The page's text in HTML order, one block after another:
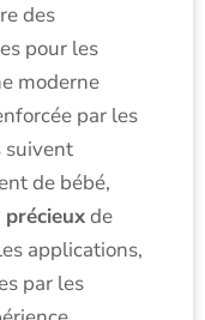
des
pour les
moderne
par les
suivent
de bébé,
précieuxde
applications,
par les